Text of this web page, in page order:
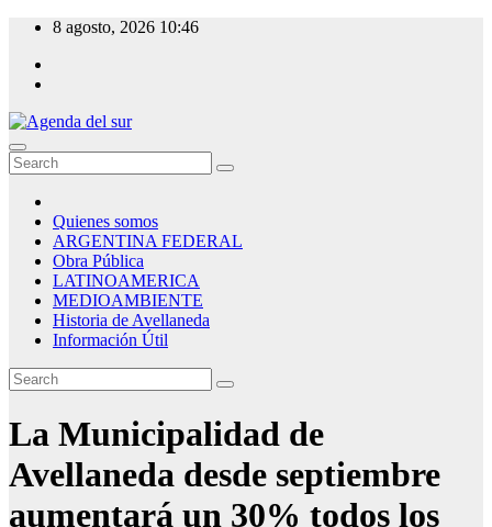
Skip
content
8 agosto, 2026 10:46
Agenda del sur
Quienes somos
ARGENTINA FEDERAL
Obra Pública
LATINOAMERICA
MEDIOAMBIENTE
Historia de Avellaneda
Información Útil
La Municipalidad de
Avellaneda desde septiembre
aumentará un 30% todos los